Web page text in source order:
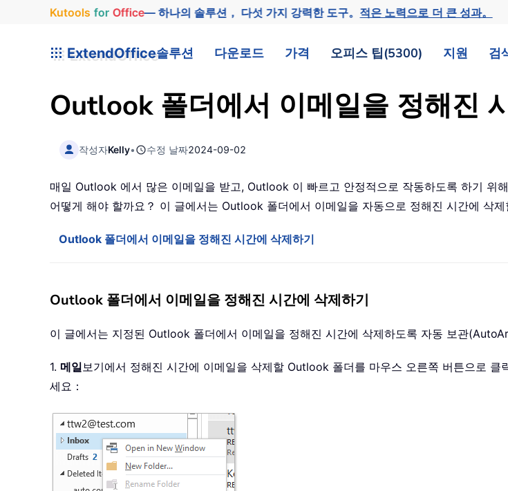
Kutools for Office— 하나의 솔루션， 다섯 가지 강력한 도구。적은 노력으로 더 큰 성과。
ExtendOffice솔루션 다운로드 가격 오피스 팁(5300) 지원 검
Outlook 폴더에서 이메일을 정해진
작성자Kelly• 수정 날짜2024-09-02
매일 Outlook 에서 많은 이메일을 받고, Outlook 이 빠르고 안정적으로 작동하도록 하기 위
어떻게 해야 할까요？ 이 글에서는 Outlook 폴더에서 이메일을 자동으로 정해진 시간에 삭제
Outlook 폴더에서 이메일을 정해진 시간에 삭제하기
Outlook 폴더에서 이메일을 정해진 시간에 삭제하기
이 글에서는 지정된 Outlook 폴더에서 이메일을 정해진 시간에 삭제하도록 자동 보관
1. 메일보기에서 정해진 시간에 이메일을 삭제할 Outlook 폴더를 마우스 오른쪽 버튼으로 클
세요：